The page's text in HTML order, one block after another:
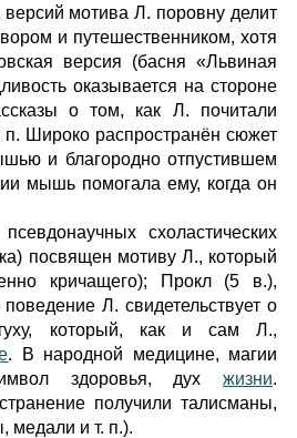
мотива Л. поровну делит
и путешественником, хотя
версия (басня «Львиная
оказывается на стороне
о том, как Л. почитали
Широко распространён сюжет
и благородно отпустившем
мышь помогала ему, когда он
схоластических
посвящен мотиву Л., который
кричащего); Прокл (5 в.),
Л. свидетельствует о
который, как и сам Л.,
. В народной медицине, магии
здоровья, дух жизни.
получили талисманы,
медали и т. п.).